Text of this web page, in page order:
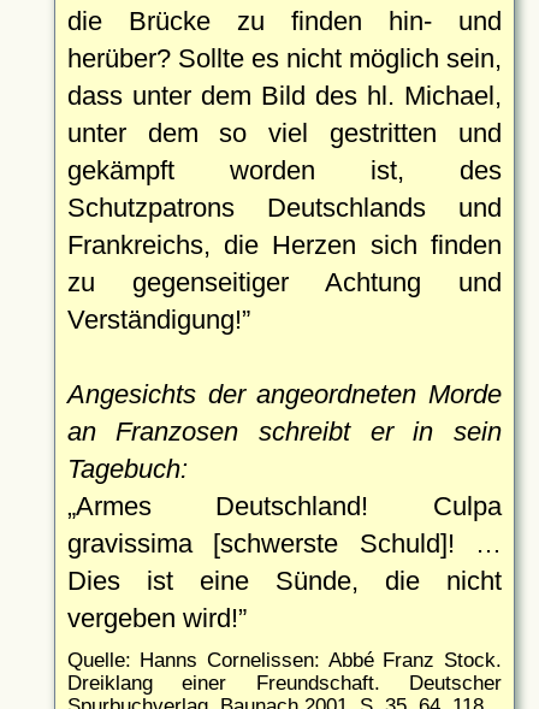
die Brücke zu finden hin- und
herüber? Sollte es nicht möglich sein,
dass unter dem Bild des hl. Michael,
unter dem so viel gestritten und
gekämpft worden ist, des
Schutzpatrons Deutschlands und
Frankreichs, die Herzen sich finden
zu gegenseitiger Achtung und
Verständigung!
Angesichts der angeordneten Morde
an Franzosen schreibt er in sein
Tagebuch:
Armes Deutschland! Culpa
gravissima [schwerste Schuld]! …
Dies ist eine Sünde, die nicht
vergeben wird!
Quelle: Hanns Cornelissen: Abbé Franz Stock.
Dreiklang einer Freundschaft. Deutscher